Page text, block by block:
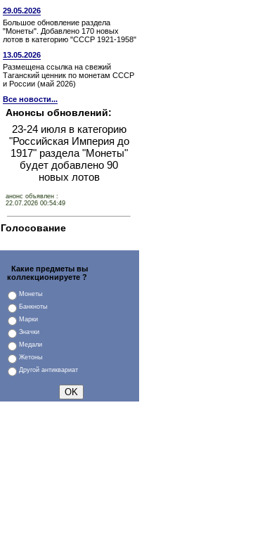
29.05.2026
Большое обновление раздела
"Монеты". Добавлено 170 новых
лотов в категорию "СССР 1921-1958"
13.05.2026
Размещена ссылка на свежий
Таганский ценник по монетам СССР
и России (май 2026)
Все новости...
Анонсы обновлений:
23-24 июля в категорию
"Российская Империя до
1917" раздела "Монеты"
будет добавлено 90
новых лотов
анонс объявлен :
22.07.2026 00:54:49
Голосование
Какие предметы вы
коллекционируете ?
Монеты
Банкноты
Марки
Значки
Медали
Жетоны
Другой антиквариат